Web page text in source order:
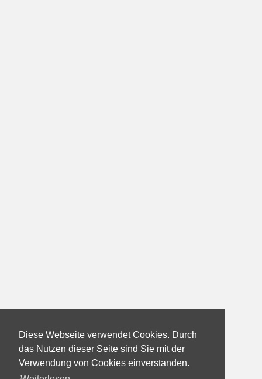
Diese Webseite verwendet Cookies. Durch
das Nutzen dieser Seite sind Sie mit der
Verwendung von Cookies einverstanden.